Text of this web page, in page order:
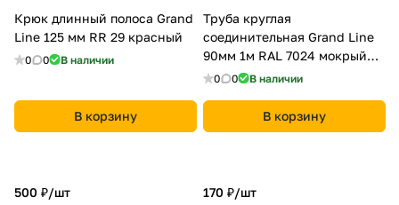
Крюк длинный полоса Grand
Line 125 мм RR 29 красный
0 0 В наличии
В корзину
Труба круглая
соединительная Grand Line
90мм 1м RAL 7024 мокрый
асфальт
0 0 В наличии
В корзину
500 ₽/шт
170 ₽/шт